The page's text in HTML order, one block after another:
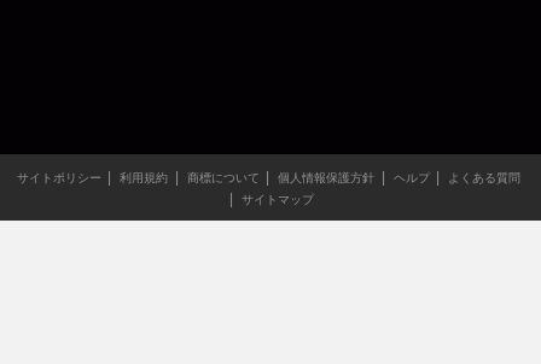
サイトポリシー 利用規約 商標について 個人情報保護方針 ヘルプ
よくある質問
サイトマップ